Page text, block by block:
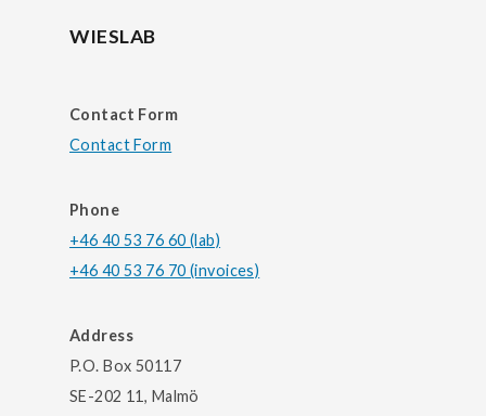
WIESLAB
Contact Form
Contact Form
Phone
+46 40 53 76 60 (lab)
+46 40 53 76 70 (invoices)
Address
P.O. Box 50117
SE-202 11, Malmö